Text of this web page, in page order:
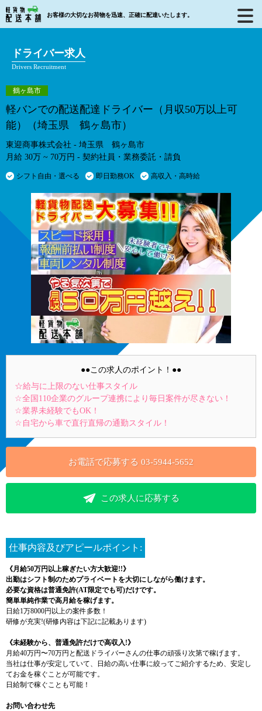
お客様の大切なお荷物を迅速、正確に配達いたします。
ドライバー求人
Drivers Recruitment
鶴ヶ島市
軽バンでの配送配達ドライバー（月収50万以上可
能）（埼玉県 鶴ヶ島市）
東迎商事株式会社 - 埼玉県 鶴ヶ島市
月給 30万 ~ 70万円 - 契約社員・業務委託・請負
シフト自由・選べる 即日勤務OK 高収入・高時給
●●この求人のポイント！●●
☆給与に上限のない仕事スタイル
☆全国110企業のグループ連携により毎日案件が尽きない！
☆業界未経験でもOK！
☆自宅から車で直行直帰の通勤スタイル！
お電話で応募する 03-5944-5652
この求人に応募する
仕事内容及びアピールポイント:
《月給50万円以上稼ぎたい方大歓迎!!》
出勤はシフト制のためプライベートを大切にしながら働けます。
必要な資格は普通免許(AT限定でも可)だけです。
簡単単純作業で高月給を稼げます。
日給1万8000円以上の案件多数！
研修が充実!(研修内容は下記に記載あります)
《未経験から、普通免許だけで高収入!》
月給40万円〜70万円と配送ドライバーさんの仕事の頑張り次第で稼げます。
当社は仕事が安定していて、日給の高い仕事に絞ってご紹介するため、安定し
てお金を稼ぐことが可能です。
日給制で稼ぐことも可能！
お問い合わせ先